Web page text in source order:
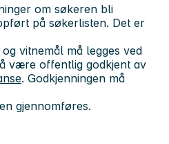
om søkeren bli
på søkerlisten. Det er
vitnemål må legges ved
være offentlig godkjent av
. Godkjenningen må
gjennomføres.